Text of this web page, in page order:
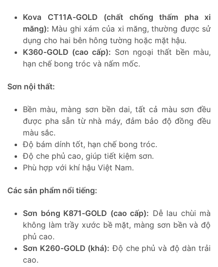
Kova CT11A-GOLD (chất chống thấm pha xi
măng): Màu ghi xám của xi măng, thường được sử
dụng cho hai bên hông tường hoặc mặt hậu.
K360-GOLD (cao cấp): Sơn ngoại thất bền màu,
hạn chế bong tróc và nấm mốc.
Sơn nội thất:
Bền màu, màng sơn bền dai, tất cả màu sơn đều
được pha sẵn từ nhà máy, đảm bảo độ đồng đều
màu sắc.
Độ bám dính tốt, hạn chế bong tróc.
Độ che phủ cao, giúp tiết kiệm sơn.
Phù hợp với khí hậu Việt Nam.
Các sản phẩm nổi tiếng:
Sơn bóng K871-GOLD (cao cấp): Dễ lau chùi mà
không làm trầy xước bề mặt, màng sơn bền và độ
phủ cao.
Sơn K260-GOLD (khá): Độ che phủ và độ dàn trải
cao.